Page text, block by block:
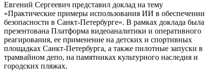
Евгений Сергеевич представил доклад на тему
«Практические примеры использования ИИ в обеспечении
безопасности в Санкт-Петербурге». В рамках доклада была
презентована Платформа видеоаналитики и оперативного
реагирования, ее применение на детских и спортивных
площадках Санкт-Петербурга, а также пилотные запуски в
трамвайном депо, на памятниках культурного наследия и
городских пляжах.